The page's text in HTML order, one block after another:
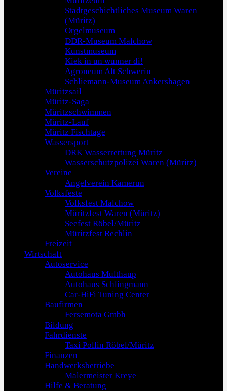
Stadtgeschichtliches Museum Waren
(Müritz)
Orgelmuseum
DDR-Museum Malchow
Kunstmuseum
Kiek in un wunner di!
Agroneum Alt Schwerin
Schliemann-Museum Ankershagen
Müritzsail
Müritz-Saga
Müritzschwimmen
Müritz-Lauf
Müritz Fischtage
Wassersport
DRK Wasserrettung Müritz
Wasserschutzpolizei Waren (Müritz)
Vereine
Angelverein Kamerun
Volksfeste
Volksfest Malchow
Müritzfest Waren (Müritz)
Seefest Röbel/Müritz
Müritzfest Rechlin
Freizeit
Wirtschaft
Autoservice
Autohaus Multhaup
Autohaus Schlingmann
Car-HiFi Tuning Center
Baufirmen
Fersemota Gmbh
Bildung
Fahrdienste
Taxi Pollin Röbel/Müritz
Finanzen
Handwerksbetriebe
Malermeister Kreye
Hilfe & Beratung